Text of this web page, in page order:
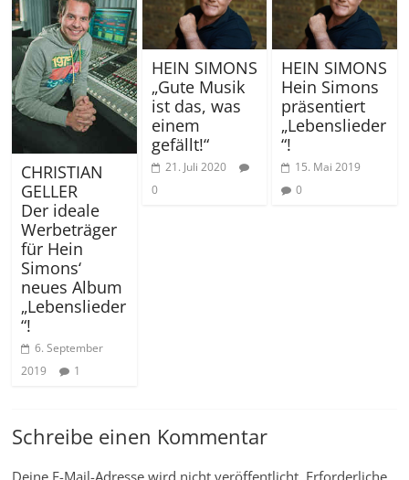
CHRISTIAN
GELLER
Der ideale
Werbeträger
für Hein
Simons‘
neues Album
„Lebenslieder
“!
6. September
2019
1
HEIN SIMONS
„Gute Musik
ist das, was
einem
gefällt!“
21. Juli 2020
0
HEIN SIMONS
Hein Simons
präsentiert
„Lebenslieder
“!
15. Mai 2019
0
Schreibe einen Kommentar